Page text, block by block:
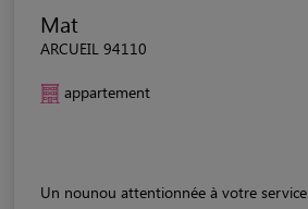
Mat
ARCUEIL 94110
appartement
Un nounou attentionnée à votre service